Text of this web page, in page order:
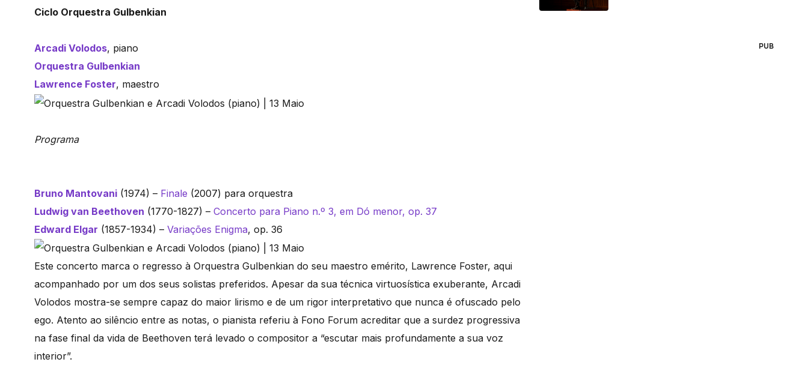
Ciclo Orquestra Gulbenkian
Arcadi Volodos, piano
Orquestra Gulbenkian
Lawrence Foster, maestro
Programa
Bruno Mantovani (1974) – Finale (2007) para orquestra
Ludwig van Beethoven (1770-1827) – Concerto para Piano n.º 3, em Dó menor, op. 37
Edward Elgar (1857-1934) – Variações Enigma, op. 36
Este concerto marca o regresso à Orquestra Gulbenkian do seu maestro emérito, Lawrence Foster, aqui
acompanhado por um dos seus solistas preferidos. Apesar da sua técnica virtuosística exuberante, Arcadi
Volodos mostra-se sempre capaz do maior lirismo e de um rigor interpretativo que nunca é ofuscado pelo
ego. Atento ao silêncio entre as notas, o pianista referiu à Fono Forum acreditar que a surdez progressiva
na fase final da vida de Beethoven terá levado o compositor a “escutar mais profundamente a sua voz
interior”.
PUB